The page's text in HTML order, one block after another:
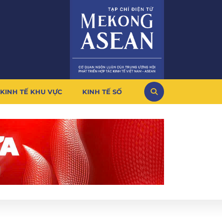
KINH TẾ KHU VỰC KINH TẾ SỐ